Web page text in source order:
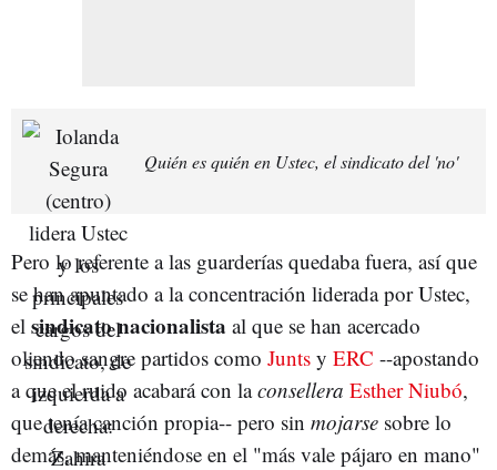
Quién es quién en Ustec, el sindicato del 'no'
Pero lo referente a las guarderías quedaba fuera, así que
se han apuntado a la concentración liderada por Ustec,
el sindicato nacionalista al que se han acercado
oliendo sangre partidos como Junts y ERC --apostando
a que el ruido acabará con laconsellera Esther Niubó,
que tenía canción propia-- pero sin mojarse sobre lo
demás, manteniéndose en el "más vale pájaro en mano"